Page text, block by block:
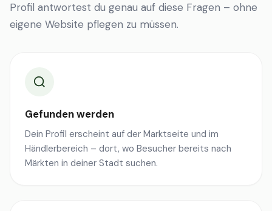
Profil antwortest du genau auf diese Fragen – ohne
eigene Website pflegen zu müssen.
Gefunden werden
Dein Profil erscheint auf der Marktseite und im
Händlerbereich – dort, wo Besucher bereits nach
Märkten in deiner Stadt suchen.